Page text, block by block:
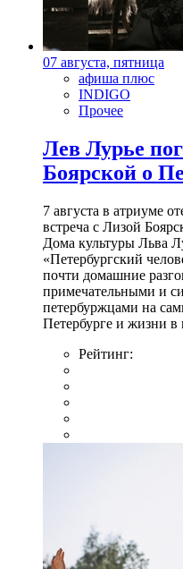
07 августа, пятница
афиша плюс
INDIGO
Прочее
Лев Лурье
Боярской о
7 августа в атриуме
встреча с Лизой
Дома культуры Льва
«Петербургский
почти домашние
примечательными и
петербуржцами на
Петербурге и жизни в
Рейтинг: